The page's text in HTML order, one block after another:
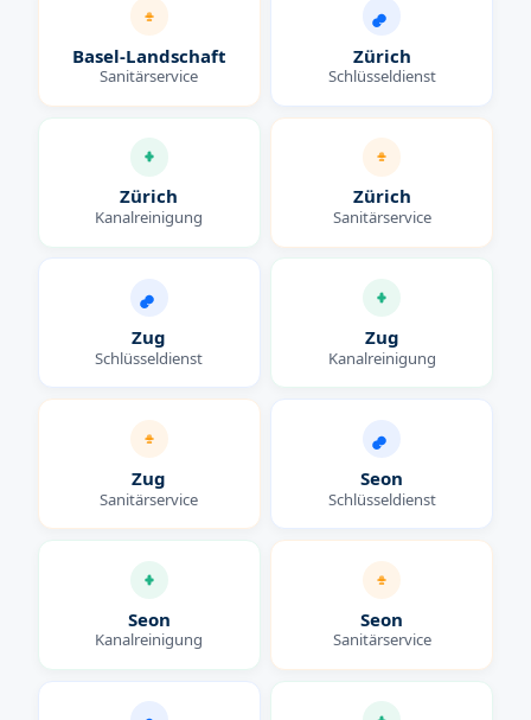
Basel-Landschaft
Sanitärservice
Zürich
Schlüsseldienst
Zürich
Kanalreinigung
Zürich
Sanitärservice
Zug
Schlüsseldienst
Zug
Kanalreinigung
Zug
Sanitärservice
Seon
Schlüsseldienst
Seon
Kanalreinigung
Seon
Sanitärservice